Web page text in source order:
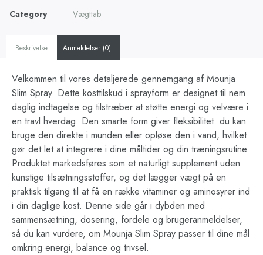
Category Vægttab
Beskrivelse Anmeldelser (0)
Velkommen til vores detaljerede gennemgang af Mounja
Slim Spray. Dette kosttilskud i sprayform er designet til nem
daglig indtagelse og tilstræber at støtte energi og velvære i
en travl hverdag. Den smarte form giver fleksibilitet: du kan
bruge den direkte i munden eller opløse den i vand, hvilket
gør det let at integrere i dine måltider og din træningsrutine.
Produktet markedsføres som et naturligt supplement uden
kunstige tilsætningsstoffer, og det lægger vægt på en
praktisk tilgang til at få en række vitaminer og aminosyrer ind
i din daglige kost. Denne side går i dybden med
sammensætning, dosering, fordele og brugeranmeldelser,
så du kan vurdere, om Mounja Slim Spray passer til dine mål
omkring energi, balance og trivsel.